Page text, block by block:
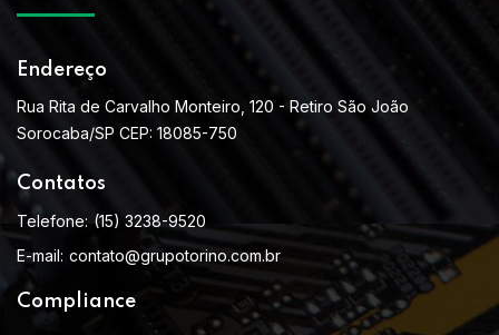
Endereço
Rua Rita de Carvalho Monteiro, 120 - Retiro São João
Sorocaba/SP CEP: 18085-750
Contatos
Telefone: (15) 3238-9520
E-mail: contato@grupotorino.com.br
Compliance